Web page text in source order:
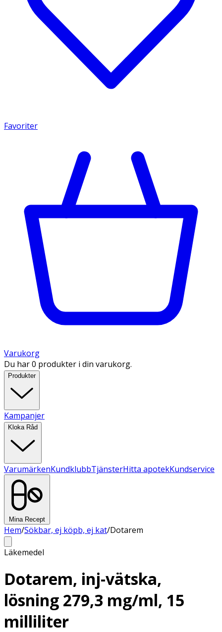
Favoriter
Varukorg
Du har 0 produkter i din varukorg.
Produkter
Kampanjer
Kloka Råd
VarumärkenKundklubbTjänsterHitta apotekKundservice
Mina Recept
Hem/Sökbar, ej köpb, ej kat/Dotarem
Läkemedel
Dotarem, inj-vätska,
lösning 279,3 mg/ml, 15
milliliter